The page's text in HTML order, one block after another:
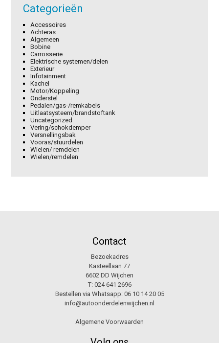
Categorieën
Accessoires
Achteras
Algemeen
Bobine
Carrosserie
Elektrische systemen/delen
Exterieur
Infotainment
Kachel
Motor/Koppeling
Onderstel
Pedalen/gas-/remkabels
Uitlaatsysteem/brandstoftank
Uncategorized
Vering/schokdemper
Versnellingsbak
Vooras/stuurdelen
Wielen/ remdelen
Wielen/remdelen
Contact
Bezoekadres
Kasteellaan 77
6602 DD Wijchen
T: 024 641 2696
Bestellen via Whatsapp: 06 10 14 20 05
info@autoonderdelenwijchen.nl
Algemene Voorwaarden